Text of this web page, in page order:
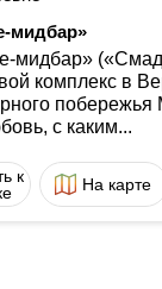
мидбар»
мидбар»
комплекс в
побережья
с каким...
к
На карте